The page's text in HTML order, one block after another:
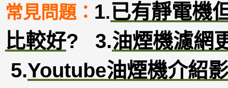
常見問題： 1.已有靜電機
比較好? 3.油煙機濾網
5.Youtube油煙機介紹